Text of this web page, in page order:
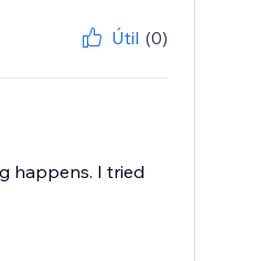
Útil (0)
happens. I tried